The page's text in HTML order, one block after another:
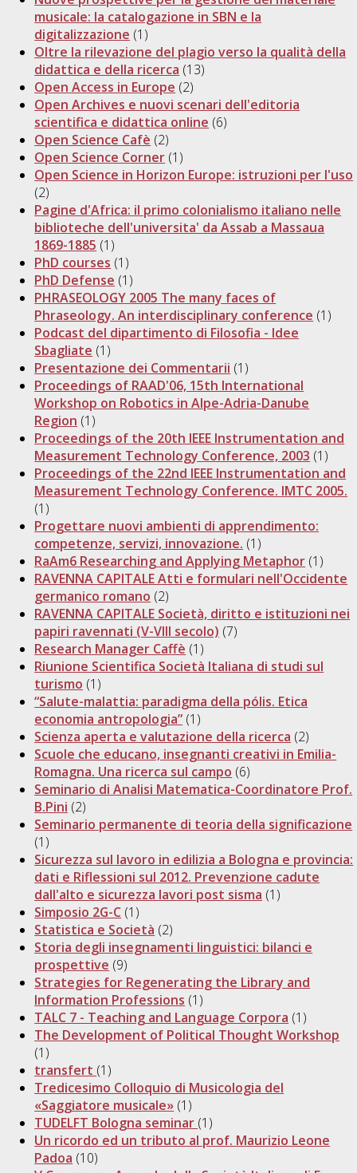
musicale: la catalogazione in SBN e la
digitalizzazione (1)
Oltre la rilevazione del plagio verso la qualità della
didattica e della ricerca (13)
Open Access in Europe (2)
Open Archives e nuovi scenari dell'editoria
scientifica e didattica online (6)
Open Science Cafè (2)
Open Science Corner (1)
Open Science in Horizon Europe: istruzioni per l'uso
(2)
Pagine d'Africa: il primo colonialismo italiano nelle
biblioteche dell'universita' da Assab a Massaua
1869-1885 (1)
PhD courses (1)
PhD Defense (1)
PHRASEOLOGY 2005 The many faces of
Phraseology. An interdisciplinary conference (1)
Podcast del dipartimento di Filosofia - Idee
Sbagliate (1)
Presentazione dei Commentarii (1)
Proceedings of RAAD'06, 15th International
Workshop on Robotics in Alpe-Adria-Danube
Region (1)
Proceedings of the 20th IEEE Instrumentation and
Measurement Technology Conference, 2003 (1)
Proceedings of the 22nd IEEE Instrumentation and
Measurement Technology Conference. IMTC 2005.
(1)
Progettare nuovi ambienti di apprendimento:
competenze, servizi, innovazione. (1)
RaAm6 Researching and Applying Metaphor (1)
RAVENNA CAPITALE Atti e formulari nell'Occidente
germanico romano (2)
RAVENNA CAPITALE Società, diritto e istituzioni nei
papiri ravennati (V-VIII secolo) (7)
Research Manager Caffè (1)
Riunione Scientifica Società Italiana di studi sul
turismo (1)
“Salute-malattia: paradigma della pólis. Etica
economia antropologia” (1)
Scienza aperta e valutazione della ricerca (2)
Scuole che educano, insegnanti creativi in Emilia-
Romagna. Una ricerca sul campo (6)
Seminario di Analisi Matematica-Coordinatore Prof.
B.Pini (2)
Seminario permanente di teoria della significazione
(1)
Sicurezza sul lavoro in edilizia a Bologna e provincia:
dati e Riflessioni sul 2012. Prevenzione cadute
dall'alto e sicurezza lavori post sisma (1)
Simposio 2G-C (1)
Statistica e Società (2)
Storia degli insegnamenti linguistici: bilanci e
prospettive (9)
Strategies for Regenerating the Library and
Information Professions (1)
TALC 7 - Teaching and Language Corpora (1)
The Development of Political Thought Workshop
(1)
transfert (1)
Tredicesimo Colloquio di Musicologia del
«Saggiatore musicale» (1)
TUDELFT Bologna seminar (1)
Un ricordo ed un tributo al prof. Maurizio Leone
Padoa (10)